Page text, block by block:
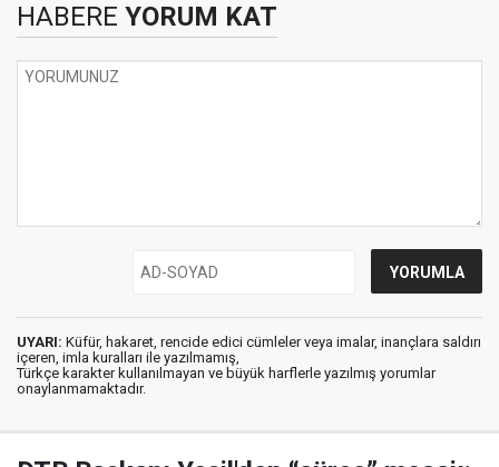
HABERE YORUM KAT
UYARI: Küfür, hakaret, rencide edici cümleler veya imalar, inançlara saldırı
içeren, imla kuralları ile yazılmamış,
Türkçe karakter kullanılmayan ve büyük harflerle yazılmış yorumlar
onaylanmamaktadır.